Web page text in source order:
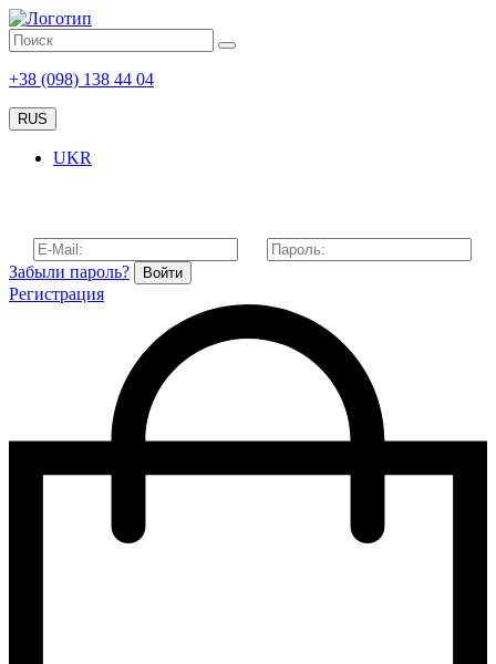
+38 (098) 138 44 04
RUS
UKR
Забыли пароль? Войти
Регистрация